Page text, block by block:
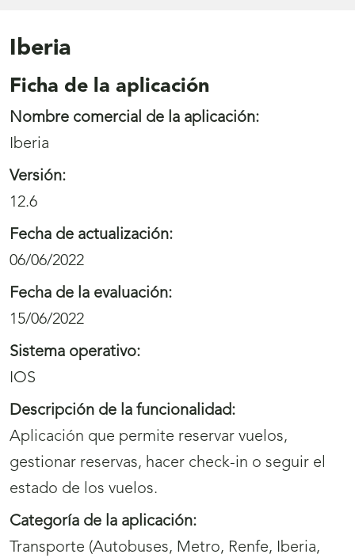
Iberia
Ficha de la aplicación
Nombre comercial de la aplicación:
Iberia
Versión:
12.6
Fecha de actualización:
06/06/2022
Fecha de la evaluación:
15/06/2022
Sistema operativo:
IOS
Descripción de la funcionalidad:
Aplicación que permite reservar vuelos,
gestionar reservas, hacer check-in o seguir el
estado de los vuelos.
Categoría de la aplicación:
Transporte (Autobuses, Metro, Renfe, Iberia,